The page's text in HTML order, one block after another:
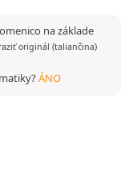
na základe
originál (taliančina)
ÁNO